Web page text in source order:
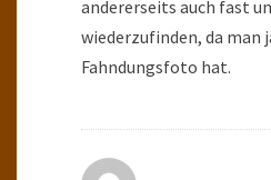
andererseits auch fast
wiederzufinden, da man
Fahndungsfoto hat.